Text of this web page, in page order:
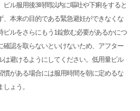
ピル服用後3時間以内に嘔吐や下痢をすると
、本来の目的である緊急避妊ができなくな
ピルをさらにもう1錠飲む必要があるかにつ
確認を取らないといけないため、アフター
は避けるようにしてください。低用量ピル
慣がある場合には服用時間を朝に定めるな
ょう。